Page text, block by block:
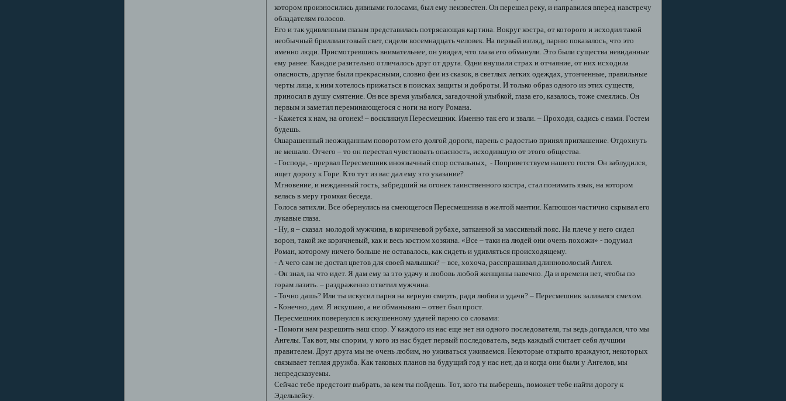
котором произносились дивными голосами, был ему неизвестен. Он перешел реку, и направился вперед навстречу
обладателям голосов.
Его и так удивленным глазам представилась потрясающая картина. Вокруг костра, от которого и исходил такой
необычный бриллиантовый свет, сидели восемнадцать человек. На первый взгляд, парню показалось, что это
именно люди. Присмотревшись внимательнее, он увидел, что глаза его обманули. Это были существа невиданные
ему ранее. Каждое разительно отличалось друг от друга. Одни внушали страх и отчаяние, от них исходила
опасность, другие были прекрасными, словно феи из сказок, в светлых легких одеждах, утонченные, правильные
черты лица, к ним хотелось прижаться в поисках защиты и доброты. И только образ одного из этих существ,
приносил в душу смятение. Он все время улыбался, загадочной улыбкой, глаза его, казалось, тоже смеялись. Он
первым и заметил переминающегося с ноги на ногу Романа.
- Кажется к нам, на огонек! – воскликнул Пересмешник. Именно так его и звали. – Проходи, садись с нами. Гостем
будешь.
Ошарашенный неожиданным поворотом его долгой дороги, парень с радостью принял приглашение. Отдохнуть
не мешало. Отчего – то он перестал чувствовать опасность, исходившую от этого общества.
- Господа, - прервал Пересмешник иноязычный спор остальных, - Поприветствуем нашего гостя. Он заблудился,
ищет дорогу к Горе. Кто тут из вас дал ему это указание?
Мгновение, и нежданный гость, забредший на огонек таинственного костра, стал понимать язык, на котором
велась в меру громкая беседа.
Голоса затихли. Все обернулись на смеющегося Пересмешника в желтой мантии. Капюшон частично скрывал его
лукавые глаза.
- Ну, я – сказал молодой мужчина, в коричневой рубахе, затканной за массивный пояс. На плече у него сидел
ворон, такой же коричневый, как и весь костюм хозяина. «Все – таки на людей они очень похожи» - подумал
Роман, которому ничего больше не оставалось, как сидеть и удивляться происходящему.
- А чего сам не достал цветов для своей малышки? – все, хохоча, расспрашивал длинноволосый Ангел.
- Он знал, на что идет. Я дам ему за это удачу и любовь любой женщины навечно. Да и времени нет, чтобы по
горам лазить. – раздраженно ответил мужчина.
- Точно дашь? Или ты искусил парня на верную смерть, ради любви и удачи? – Пересмешник заливался смехом.
- Конечно, дам. Я искушаю, а не обманываю – ответ был прост.
Пересмешник повернулся к искушенному удачей парню со словами:
- Помоги нам разрешить наш спор. У каждого из нас еще нет ни одного последователя, ты ведь догадался, что мы
Ангелы. Так вот, мы спорим, у кого из нас будет первый последователь, ведь каждый считает себя лучшим
правителем. Друг друга мы не очень любим, но уживаться уживаемся. Некоторые открыто враждуют, некоторых
связывает теплая дружба. Как таковых планов на будущий год у нас нет, да и когда они были у Ангелов, мы
непредсказуемы.
Сейчас тебе предстоит выбрать, за кем ты пойдешь. Тот, кого ты выберешь, поможет тебе найти дорогу к
Эдельвейсу.